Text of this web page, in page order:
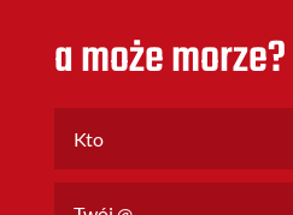
a może morze?